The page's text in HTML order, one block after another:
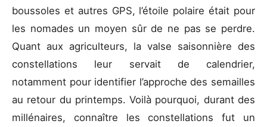
boussoles et autres GPS, l’étoile polaire était pour
les nomades un moyen sûr de ne pas se perdre.
Quant aux agriculteurs, la valse saisonnière des
constellations leur servait de calendrier,
notamment pour identifier l’approche des semailles
au retour du printemps. Voilà pourquoi, durant des
millénaires, connaître les constellations fut un